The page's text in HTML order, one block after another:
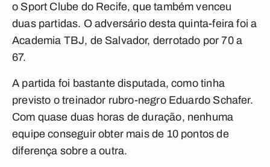
o Sport Clube do Recife, que também venceu
duas partidas. O adversário desta quinta-feira foi a
Academia TBJ, de Salvador, derrotado por 70 a
67.
A partida foi bastante disputada, como tinha
previsto o treinador rubro-negro Eduardo Schafer.
Com quase duas horas de duração, nenhuma
equipe conseguir obter mais de 10 pontos de
diferença sobre a outra.